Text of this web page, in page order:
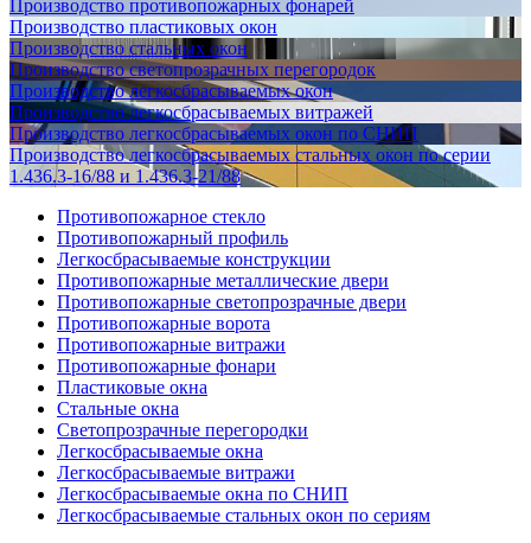
Производство противопожарных фонарей
Производство пластиковых окон
Производство стальных окон
Производство светопрозрачных перегородок
Производство легкосбрасываемых окон
Производство легкосбрасываемых витражей
Производство легкосбрасываемых окон по СНИП
Производство легкосбрасываемых стальных окон по серии
1.436.3-16/88 и 1.436.3-21/88
Противопожарное стекло
Противопожарный профиль
Легкосбрасываемые конструкции
Противопожарные металлические двери
Противопожарные светопрозрачные двери
Противопожарные ворота
Противопожарные витражи
Противопожарные фонари
Пластиковые окна
Стальные окна
Светопрозрачные перегородки
Легкосбрасываемые окна
Легкосбрасываемые витражи
Легкосбрасываемые окна по СНИП
Легкосбрасываемые стальных окон по сериям